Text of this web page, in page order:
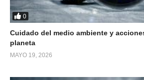
0
Cuidado del medio ambiente y
planeta
MAYO 19, 2026